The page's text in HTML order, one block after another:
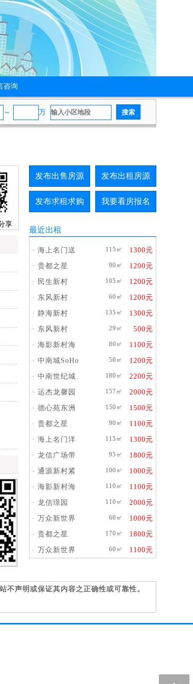
咨询
～ 万
享
发布出售房源 发布出租房源
发布求租求购 我要看房报名
最近出租
· 海上名门送 115㎡ 1300元
· 贵都之星 90㎡ 1200元
· 民生新村 105㎡ 1200元
· 东风新村 60㎡ 1200元
· 静海新村 135㎡ 1300元
· 东风新村 29㎡ 500元
· 海影新村海 80㎡ 1100元
· 中南城SoHo 50㎡ 1200元
· 中南世纪城 180㎡ 2200元
· 运杰龙馨园 157㎡ 2000元
· 德心苑东洲 150㎡ 1500元
· 贵都之星 90㎡ 1100元
· 海上名门洋 115㎡ 1300元
· 龙信广场带 95㎡ 1800元
· 通源新村紧 100㎡ 1000元
· 海影新村海 110㎡ 1100元
· 龙信璟园 110㎡ 2000元
· 万众新世界 60㎡ 1000元
· 贵都之星 170㎡ 1800元
· 万众新世界 60㎡ 1100元
声明或保证其内容之正确性或可靠性。